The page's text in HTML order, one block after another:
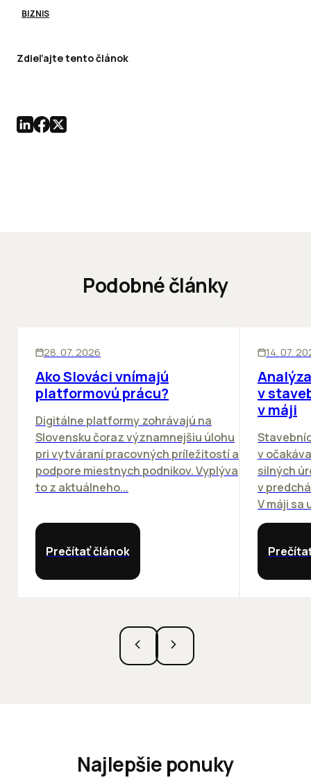
BIZNIS
Zdieľajte tento článok
Podobné články
28. 07. 2026
Ako Slováci vnímajú
platformovú prácu?
Digitálne platformy zohrávajú na
Slovensku čoraz významnejšiu úlohu
pri vytváraní pracovných príležitostí a
podpore miestnych podnikov. Vyplýva
to z aktuálneho...
Prečítať článok
14. 07.
v
v máji
v
silných
v
V máji sa
Najlepšie ponuky